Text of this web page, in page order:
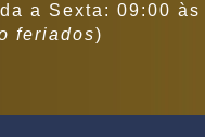
a Sexta: 09:00 às
feriados)